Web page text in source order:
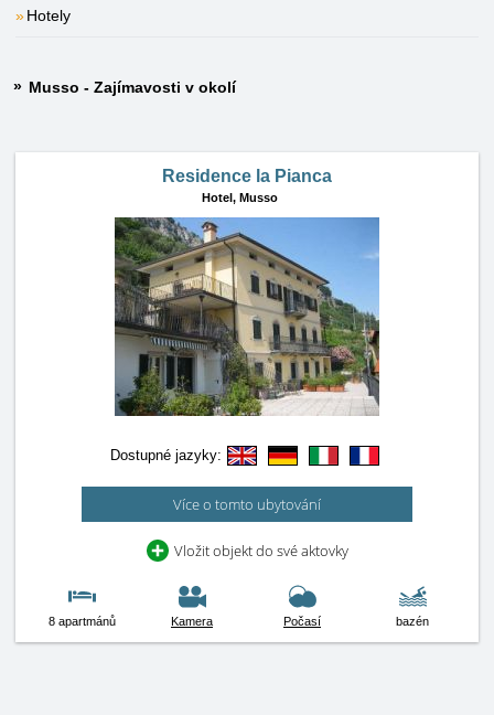
Hotely
Musso - Zajímavosti v okolí
Residence la Pianca
Hotel, Musso
Dostupné jazyky:
Více o tomto ubytování
Vložit objekt do své aktovky
8 apartmánů Kamera Počasí bazén